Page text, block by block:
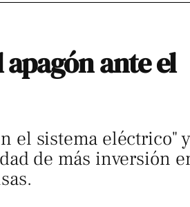
ante el
el sistema eléctrico"
de más inversión